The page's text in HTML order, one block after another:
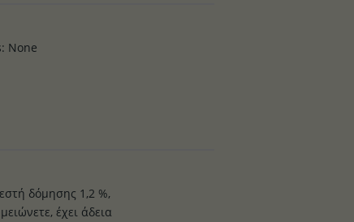
: None
δόμησης 1,2 %,
έχει άδεια